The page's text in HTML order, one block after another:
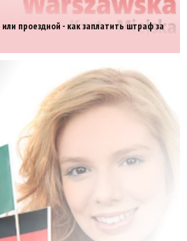
проездной - как заплатить штраф за